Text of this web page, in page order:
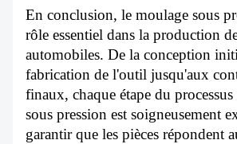
En conclusion, le moulage sous
rôle essentiel dans la production
automobiles. De la conception
fabrication de l'outil jusqu'aux
finaux, chaque étape du
sous pression est soigneusement
garantir que les pièces répondent